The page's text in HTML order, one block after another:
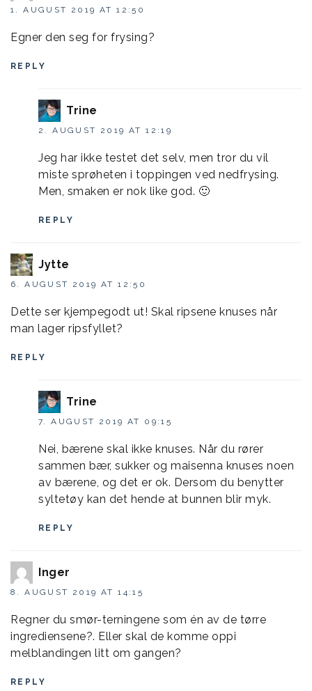
1. AUGUST 2019 AT 12:50
Egner den seg for frysing?
REPLY
Trine
2. AUGUST 2019 AT 12:19
Jeg har ikke testet det selv, men tror du vil
miste sprøheten i toppingen ved nedfrysing.
Men, smaken er nok like god. 🙂
REPLY
Jytte
6. AUGUST 2019 AT 12:50
Dette ser kjempegodt ut! Skal ripsene knuses når
man lager ripsfyllet?
REPLY
Trine
7. AUGUST 2019 AT 09:15
Nei, bærene skal ikke knuses. Når du rører
sammen bær, sukker og maisenna knuses noen
av bærene, og det er ok. Dersom du benytter
syltetøy kan det hende at bunnen blir myk.
REPLY
Inger
8. AUGUST 2019 AT 14:15
Regner du smør-terningene som én av de tørre
ingrediensene?. Eller skal de komme oppi
melblandingen litt om gangen?
REPLY